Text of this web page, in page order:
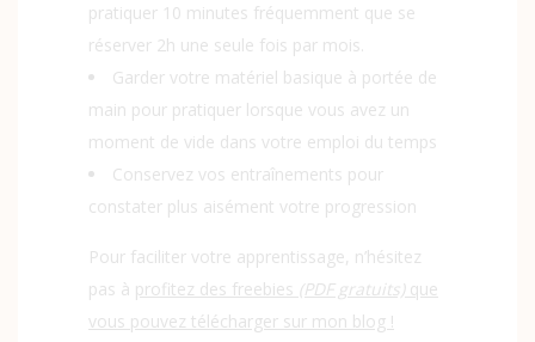
pratiquer 10 minutes fréquemment que se
réserver 2h une seule fois par mois.
Garder votre matériel basique à portée de
main pour pratiquer lorsque vous avez un
moment de vide dans votre emploi du temps
Conservez vos entraînements pour
constater plus aisément votre progression
Pour faciliter votre apprentissage, n’hésitez
pas à profitez des freebies (PDF gratuits) que
vous pouvez télécharger sur mon blog !